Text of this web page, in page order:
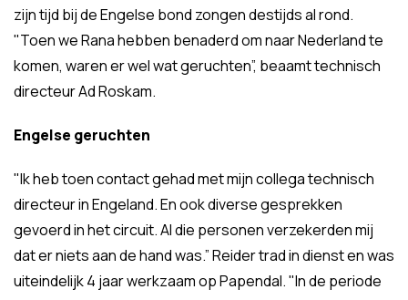
zijn tijd bij de Engelse bond zongen destijds al rond.
"Toen we Rana hebben benaderd om naar Nederland te
komen, waren er wel wat geruchten”, beaamt technisch
directeur Ad Roskam.
Engelse geruchten
"Ik heb toen contact gehad met mijn collega technisch
directeur in Engeland. En ook diverse gesprekken
gevoerd in het circuit. Al die personen verzekerden mij
dat er niets aan de hand was.” Reider trad in dienst en was
uiteindelijk 4 jaar werkzaam op Papendal. "In de periode